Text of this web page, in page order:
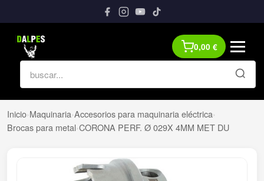
0,00 €
Inicio›Maquinaria›Accesorios para maquinaria eléctrica›
Brocas para metal›CORONA PERF. Ø 029X 4MM MET DU